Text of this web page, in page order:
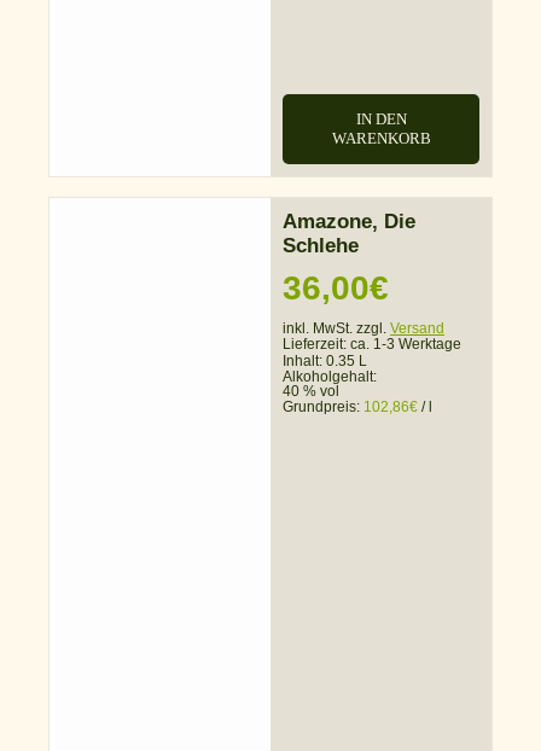
IN DEN
WARENKORB
Amazone, Die
Schlehe
36,00€
inkl. MwSt. zzgl. Versand
Lieferzeit: ca. 1-3 Werktage
Inhalt: 0.35 L
Alkoholgehalt:
40 % vol
Grundpreis: 102,86€ /